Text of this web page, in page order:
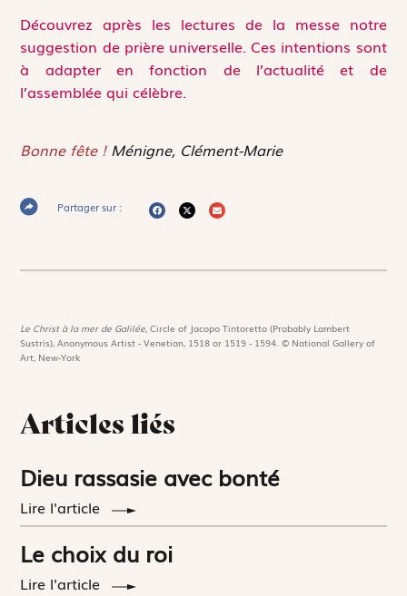
Découvrez après les lectures de la messe notre
suggestion de prière universelle. Ces intentions sont
à adapter en fonction de l’actualité et de
l’assemblée qui célèbre.
Bonne fête !Ménigne, Clément-Marie
Partager sur :
Le Christ à la mer de Galilée,Circle of Jacopo Tintoretto (Probably Lambert
Sustris), Anonymous Artist - Venetian, 1518 or 1519 - 1594. © National Gallery of
Art, New-York
Articles liés
Dieu rassasie avec bonté
Lire l'article
Le choix du roi
Lire l'article